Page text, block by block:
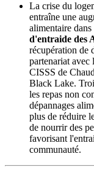
La crise du
entraîne une
alimentaire
d'entraide des
récupération de
partenariat avec
CISSS de
Black Lake.
les repas non
dépannages
plus de réduire
de nourrir des
favorisant
communauté.